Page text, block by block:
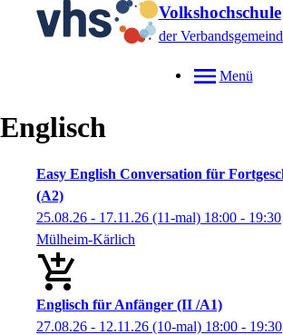
Volkshochschule
der
Menü
Englisch
Easy English Conversation für
(A2)
25.08.26 - 17.11.26 (11-mal) 18:00 - 19:30
Mülheim-Kärlich
Englisch für Anfänger (II /A1)
27.08.26 - 12.11.26 (10-mal) 18:00 - 19:30